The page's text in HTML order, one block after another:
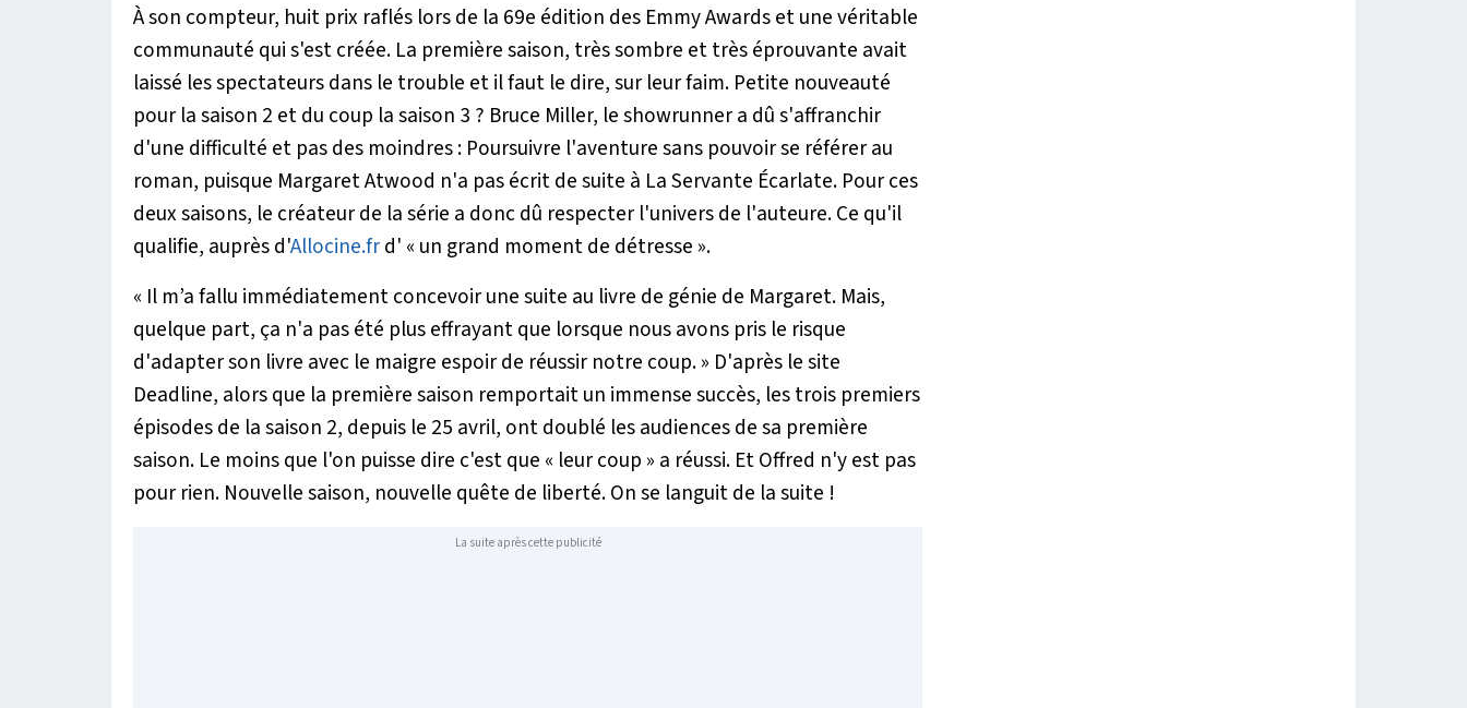
À son compteur, huit prix raflés lors de la 69e édition des Emmy Awards et une véritable
communauté qui s'est créée. La première saison, très sombre et très éprouvante avait
laissé les spectateurs dans le trouble et il faut le dire, sur leur faim. Petite nouveauté
pour la saison 2 et du coup la saison 3 ? Bruce Miller, le showrunner a dû s'affranchir
d'une difficulté et pas des moindres : Poursuivre l'aventure sans pouvoir se référer au
roman, puisque Margaret Atwood n'a pas écrit de suite à La Servante Écarlate. Pour ces
deux saisons, le créateur de la série a donc dû respecter l'univers de l'auteure. Ce qu'il
qualifie, auprès d'Allocine.frd' « un grand moment de détresse ».
« Il m’a fallu immédiatement concevoir une suite au livre de génie de Margaret. Mais,
quelque part, ça n'a pas été plus effrayant que lorsque nous avons pris le risque
d'adapter son livre avec le maigre espoir de réussir notre coup.» D'après le site
Deadline, alors que la première saison remportait un immense succès, les trois premiers
épisodes de la saison 2, depuis le 25 avril, ont doublé les audiences de sa première
saison. Le moins que l'on puisse dire c'est que « leur coup » a réussi. Et Offred n'y est pas
pour rien. Nouvelle saison, nouvelle quête de liberté. On se languit de la suite !
La suite après cette publicité